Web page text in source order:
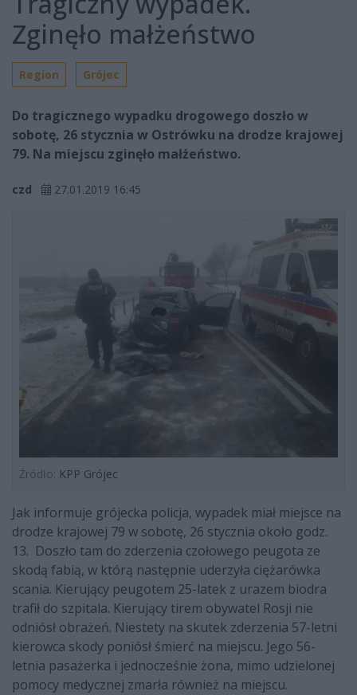
Zginęło małżeństwo
Region Grójec
Do tragicznego wypadku drogowego doszło w
sobotę, 26 stycznia w Ostrówku na drodze krajowej
79. Na miejscu zginęło małżeństwo.
czd 27.01.2019 16:45
Źródło: KPP Grójec
Jak informuje grójecka policja, wypadek miał miejsce na
drodze krajowej 79 w sobotę, 26 stycznia około godz.
13. Doszło tam do zderzenia czołowego peugota ze
skodą fabią, w którą następnie uderzyła ciężarówka
scania. Kierujący peugotem 25-latek z urazem biodra
trafił do szpitala. Kierujący tirem obywatel Rosji nie
odniósł obrażeń. Niestety na skutek zderzenia 57-letni
kierowca skody poniósł śmierć na miejscu. Jego 56-
letnia pasażerka i jednocześnie żona, mimo udzielonej
pomocy medycznej zmarła również na miejscu.